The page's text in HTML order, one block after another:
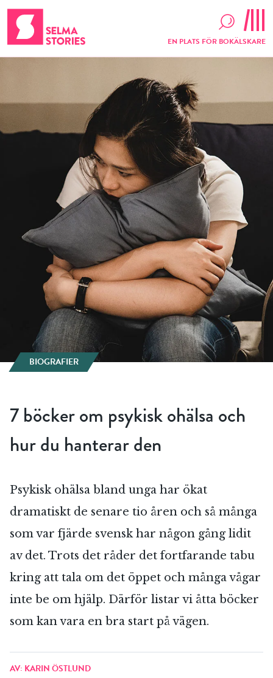
EN PLATS FÖR BOKÄLSKARE
BIOGRAFIER
7 böcker om psykisk ohälsa och
hur du hanterar den
Psykisk ohälsa bland unga har ökat
dramatiskt de senare tio åren och så många
som var fjärde svensk har någon gång lidit
av det. Trots det råder det fortfarande tabu
kring att tala om det öppet och många vågar
inte be om hjälp. Därför listar vi åtta böcker
som kan vara en bra start på vägen.
AV: KARIN ÖSTLUND